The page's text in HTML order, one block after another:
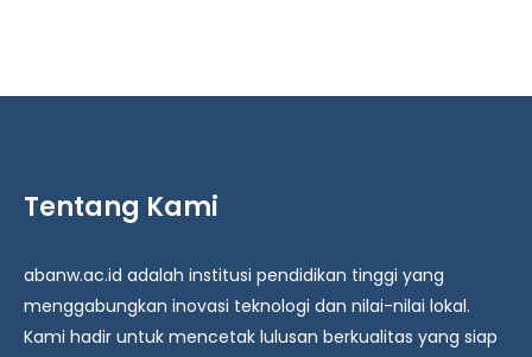
Tentang Kami
abanw.ac.id adalah institusi pendidikan tinggi yang
menggabungkan inovasi teknologi dan nilai-nilai lokal.
Kami hadir untuk mencetak lulusan berkualitas yang siap